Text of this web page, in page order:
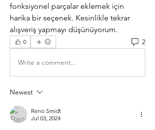
fonksiyonel parçalar eklemek için
harika bir seçenek. Kesinlikle tekrar
alışveriş yapmayı düşünüyorum.
0 2
Write a comment...
Newest
Reno Smidt
Jul 03, 2024